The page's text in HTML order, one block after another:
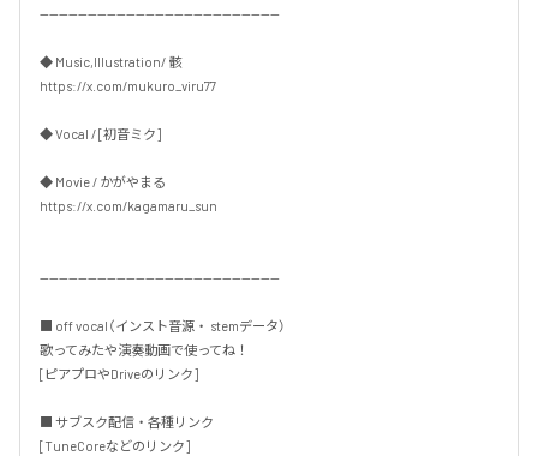
--------------------------------------------------
◆ Music,Illustration/ 骸
https://x.com/mukuro_viru77
◆ Vocal / [初音ミク]
◆ Movie / かがやまる
https://x.com/kagamaru_sun
--------------------------------------------------
■ off vocal（インスト音源・ stemデータ）
歌ってみたや演奏動画で使ってね！
[ピアプロやDriveのリンク]
■ サブスク配信・各種リンク
[TuneCoreなどのリンク]